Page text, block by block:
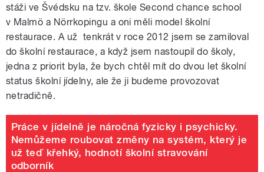
stáži ve Švédsku na tzv. škole Second chance school
v Malmö a Nörrkopingu a oni měli model školní
restaurace. A už tenkrát v roce 2012 jsem se zamiloval
do školní restaurace, a když jsem nastoupil do školy,
jedna z priorit byla, že bych chtěl mít do dvou let školní
status školní jídelny, ale že ji budeme provozovat
netradičně.
Práce v jídelně je náročná fyzicky i psychicky.
Nemůžeme roubovat změny na systém, který je
už teď křehký, hodnotí školní stravování
odborník